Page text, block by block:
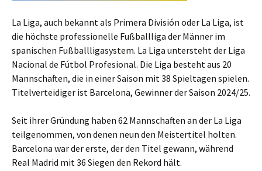
La Liga, auch bekannt als Primera División oder La Liga, ist
die höchste professionelle Fußballliga der Männer im
spanischen Fußballligasystem. La Liga untersteht der Liga
Nacional de Fútbol Profesional. Die Liga besteht aus 20
Mannschaften, die in einer Saison mit 38 Spieltagen spielen.
Titelverteidiger ist Barcelona, Gewinner der Saison 2024/25.
Seit ihrer Gründung haben 62 Mannschaften an der La Liga
teilgenommen, von denen neun den Meistertitel holten.
Barcelona war der erste, der den Titel gewann, während
Real Madrid mit 36 Siegen den Rekord hält.